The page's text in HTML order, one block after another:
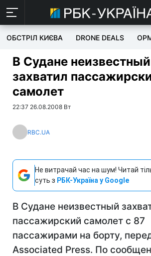
ОБСТРІЛ КИЄВА DRONE DEALS
В Судане неизвестный
захватил
самолет
22:37 26.08.2008 Вт
RBC.UA
Не витрачай час на шум! Читай
суть з РБК-Україна у Google
В Судане неизвестный
пассажирский самолет с 87
пассажирами на борту,
Associated Press. По